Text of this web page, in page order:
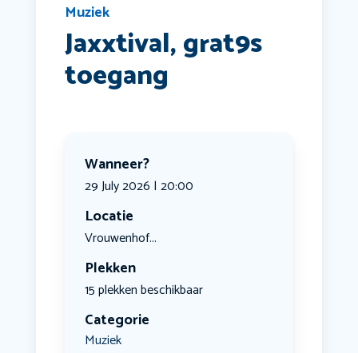
Muziek
Jaxxtival, grat9s
toegang
Wanneer?
29 July 2026 | 20:00
Locatie
Vrouwenhof...
Plekken
15 plekken beschikbaar
Categorie
Muziek